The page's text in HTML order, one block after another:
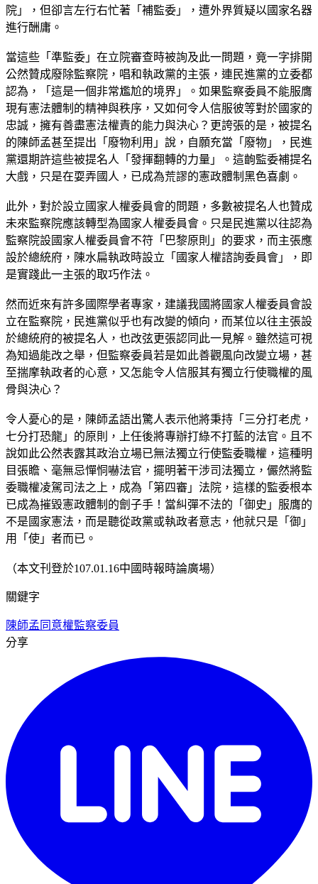
院」，但卻言左行右忙著「補監委」，遭外界質疑以國家名器
進行酬庸。
當這些「準監委」在立院審查時被詢及此一問題，竟一字排開
公然贊成廢除監察院，唱和執政黨的主張，連民進黨的立委都
認為，「這是一個非常尷尬的境界」。如果監察委員不能服膺
現有憲法體制的精神與秩序，又如何令人信服彼等對於國家的
忠誠，擁有善盡憲法權責的能力與決心？更誇張的是，被提名
的陳師孟甚至提出「廢物利用」說，自願充當「廢物」，民進
黨還期許這些被提名人「發揮翻轉的力量」。這齣監委補提名
大戲，只是在耍弄國人，已成為荒謬的憲政體制黑色喜劇。
此外，對於設立國家人權委員會的問題，多數被提名人也贊成
未來監察院應該轉型為國家人權委員會。只是民進黨以往認為
監察院設國家人權委員會不符「巴黎原則」的要求，而主張應
設於總統府，陳水扁執政時設立「國家人權諮詢委員會」，即
是實踐此一主張的取巧作法。
然而近來有許多國際學者專家，建議我國將國家人權委員會設
立在監察院，民進黨似乎也有改變的傾向，而某位以往主張設
於總統府的被提名人，也改弦更張認同此一見解。雖然這可視
為知過能改之舉，但監察委員若是如此善觀風向改變立場，甚
至揣摩執政者的心意，又怎能令人信服其有獨立行使職權的風
骨與決心？
令人憂心的是，陳師孟語出驚人表示他將秉持「三分打老虎，
七分打恐龍」的原則，上任後將專辦打綠不打藍的法官。且不
說如此公然表露其政治立場已無法獨立行使監委職權，這種明
目張瞻、毫無忌憚恫嚇法官，擺明著干涉司法獨立，儼然將監
委職權凌駕司法之上，成為「第四審」法院，這樣的監委根本
已成為摧毀憲政體制的劊子手！當糾彈不法的「御史」服膺的
不是國家憲法，而是聽從政黨或執政者意志，他就只是「御」
用「使」者而已。
（本文刊登於107.01.16中國時報時論廣場）
關鍵字
陳師孟 同意權監察委員
分享